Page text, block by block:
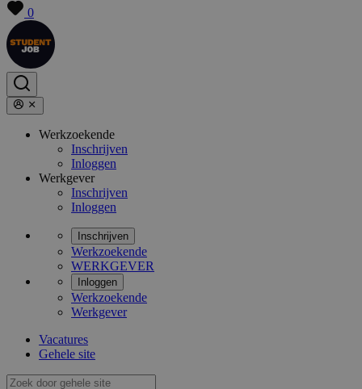
0
Werkzoekende
Inschrijven
Inloggen
Werkgever
Inschrijven
Inloggen
Inschrijven
Werkzoekende
WERKGEVER
Inloggen
Werkzoekende
Werkgever
Vacatures
Gehele site